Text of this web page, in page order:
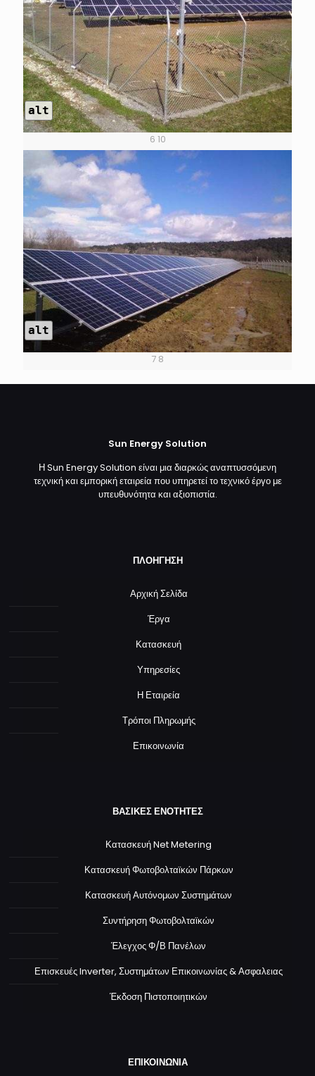
alt
6 10
alt
7 8
Sun Energy Solution
Η Sun Energy Solution είναι μια διαρκώς αναπτυσσόμενη
τεχνική και εμπορική εταιρεία που υπηρετεί το τεχνικό έργο με
υπευθυνότητα και αξιοπιστία.
ΠΛΟΗΓΗΣΗ
Αρχική Σελίδα
Έργα
Κατασκευή
Υπηρεσίες
Η Εταιρεία
Τρόποι Πληρωμής
Επικοινωνία
ΒΑΣΙΚΕΣ ΕΝΟΤΗΤΕΣ
Κατασκευή Net Metering
Κατασκευή Φωτοβολταϊκών Πάρκων
Κατασκευή Αυτόνομων Συστημάτων
Συντήρηση Φωτοβολταϊκών
Έλεγχος Φ/Β Πανέλων
Επισκευές Inverter, Συστημάτων Επικοινωνίας & Ασφαλειας
Έκδοση Πιστοποιητικών
ΕΠΙΚΟΙΝΩΝΙΑ